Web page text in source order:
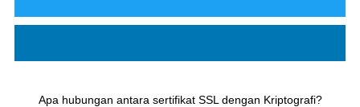
Apa hubungan antara sertifikat SSL dengan Kriptografi?